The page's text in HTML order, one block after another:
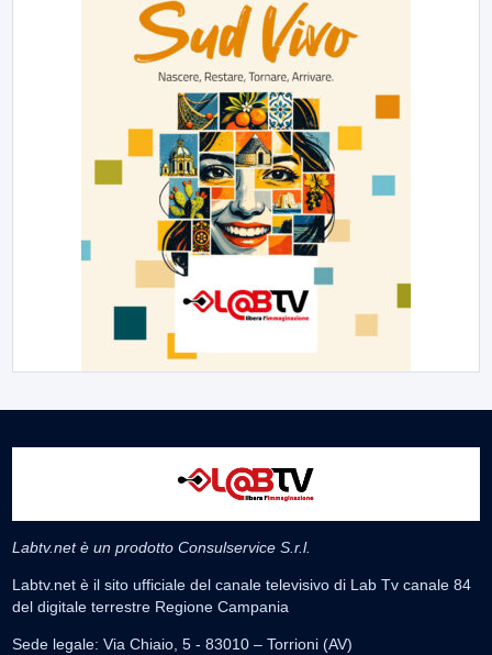
Labtv.net è un prodotto Consulservice S.r.l.
Labtv.net è il sito ufficiale del canale televisivo di Lab Tv canale 84
del digitale terrestre Regione Campania
Sede legale: Via Chiaio, 5 - 83010 – Torrioni (AV)